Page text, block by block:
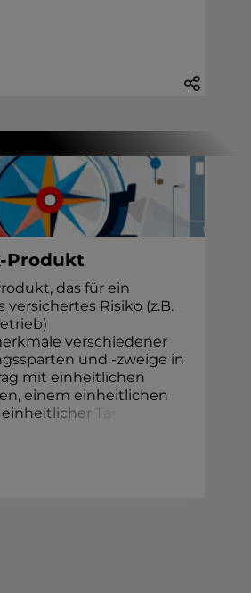
Produkt
das für ein
Risiko (z.B.
verschiedener
und -zweige in
mit einheitlichen
einem einheitlichen
heitlicher T